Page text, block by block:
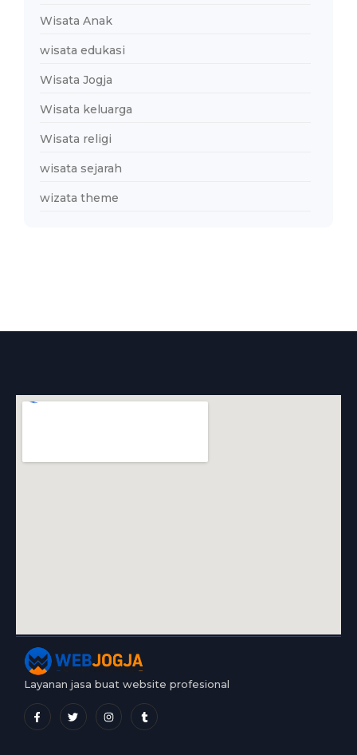
Wisata Anak
wisata edukasi
Wisata Jogja
Wisata keluarga
Wisata religi
wisata sejarah
wizata theme
Layanan jasa buat website profesional